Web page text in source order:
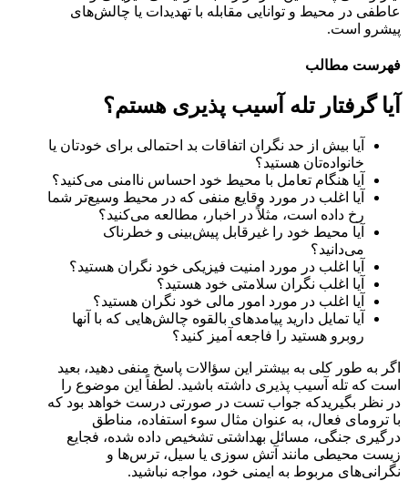
عاطفی در محیط و توانایی مقابله با تهدیدات یا چالش‌های
پیشرو است.
فهرست مطالب
آیا گرفتار تله آسیب پذیری هستم؟
آیا بیش از حد نگران اتفاقات بد احتمالی برای خودتان یا
خانواده‌تان هستید؟
آیا هنگام تعامل با محیط خود احساس ناامنی می‌کنید؟
آیا اغلب در مورد وقایع منفی که در محیط وسیع‌تر شما
رخ داده است، مثلاً در اخبار، مطالعه می‌کنید؟
آیا محیط خود را غیرقابل پیش‌بینی و خطرناک
می‌دانید؟
آیا اغلب در مورد امنیت فیزیکی خود نگران هستید؟
آیا اغلب نگران سلامتی خود هستید؟
آیا اغلب در مورد امور مالی خود نگران هستید؟
آیا تمایل دارید پیامدهای بالقوه چالش‌هایی که با آنها
روبرو هستید را فاجعه آمیز کنید؟
اگر به طور کلی به بیشتر این سؤالات پاسخ منفی دهید، بعید
است که تله آسیب پذیری داشته باشید. لطفاً این موضوع را
در نظر بگیریدکه جواب تست در صورتی درست خواهد بود که
با ترومای فعال، به عنوان مثال سوء استفاده، مناطق
درگیری جنگی، مسائل بهداشتی تشخیص داده شده، فجایع
زیست محیطی مانند آتش سوزی یا سیل، ترس‌ها و
نگرانی‌های مربوط به ایمنی خود، مواجه نباشید.